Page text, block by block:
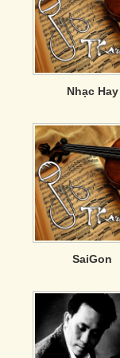
Nhạc Hay
SaiGon